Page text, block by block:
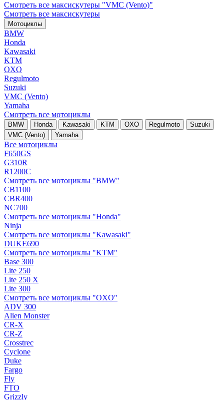
Смотреть все максискутеры "VMC (Vento)"
Смотреть все максискутеры
Мотоциклы
BMW
Honda
Kawasaki
KTM
OXO
Regulmoto
Suzuki
VMC (Vento)
Yamaha
Смотреть все мотоциклы
BMW Honda Kawasaki KTM OXO Regulmoto
Suzuki
VMC (Vento)
Yamaha
Все мотоциклы
F650GS
G310R
R1200C
Смотреть все мотоциклы "BMW"
CB1100
CBR400
NC700
Смотреть все мотоциклы "Honda"
Ninja
Смотреть все мотоциклы "Kawasaki"
DUKE690
Смотреть все мотоциклы "KTM"
Base 300
Lite 250
Lite 250 X
Lite 300
Смотреть все мотоциклы "OXO"
ADV 300
Alien Monster
CR-X
CR-Z
Crosstrec
Cyclone
Duke
Fargo
Fly
FTO
Grizzly